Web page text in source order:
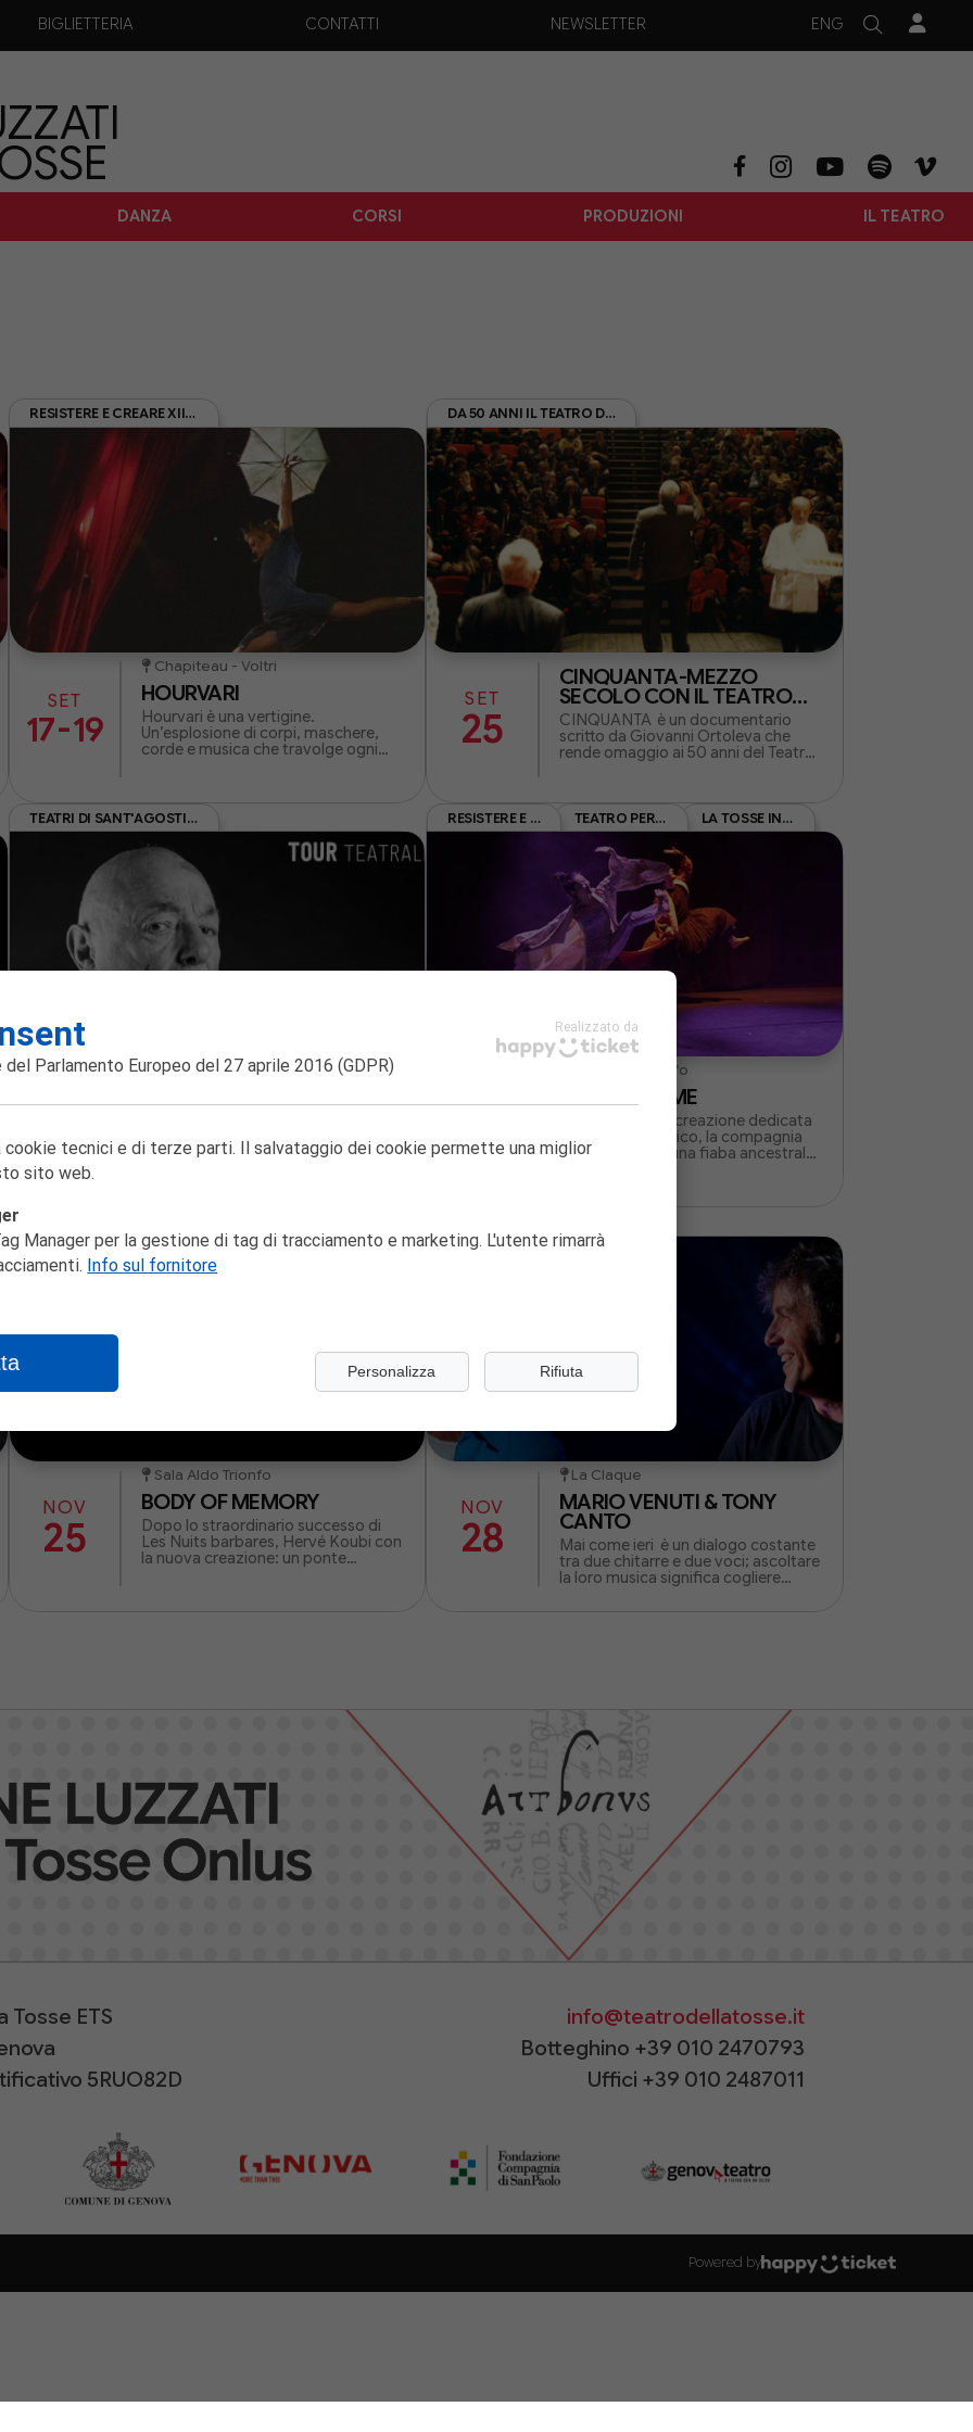
RESISTERE E CREARE XII EDIZIONE REC26
SET
17-19
Chapiteau - Voltri
HOURVARI
Hourvari è una vertigine.
Un’esplosione di corpi, maschere,
corde e musica che travolge ogni
DA 50 ANNI IL TEATRO DELLA CITTÀ
SET
25
CINQUANTA-MEZZO
SECOLO CON IL TEATRO
DELLA TOSSE
CINQUANTA è un documentario
scritto da Giovanni Ortoleva che
rende omaggio ai 50 anni del Teatro
TEATRI DI SANT'AGOSTINO
OTT
27
Sala Aldo Trionfo
PAOLO NORI RACCONTA IL
Dopo Delitto e castigo, Paolo Nori
prova a raccontare in 90 minuti Il
russi del Novecento.
RESISTERE E CREARE XII EDIZIONE REC26 TEATRO PER LE SCUOLE LA TOSSE IN FAMIGLIA
08-
09
Sala Aldo Trionfo
KAGUYA-HIME
Per la sua prima creazione dedicata
al giovane pubblico, la compagnia
Linga ha scelto una fiaba ancestrale,
NOV
25
Sala Aldo Trionfo
BODY OF MEMORY
Dopo lo straordinario successo di
Les Nuits barbares, Hervé Koubi con
la nuova creazione: un ponte
NOV
28
La Claque
MARIO VENUTI & TONY
CANTO
Mai come ieri è un dialogo costante
tra due chitarre e due voci; ascoltare
la loro musica significa cogliere
BIGLIETTERIA CONTATTI NEWSLETTER ENG
DANZA CORSI PRODUZIONI IL TEATRO
Tosse ETS
5RUO82D
info@teatrodellatosse.it
Botteghino +39 010 2470793
Uffici +39 010 2487011
Powered by
del Parlamento Europeo del 27 aprile 2016 (GDPR)
Realizzato da
tecnici e di terze parti. Il salvataggio dei cookie permette una miglior
sito web.
Manager per la gestione di tag di tracciamento e marketing. L'utente rimarrà
Info sul fornitore
Personalizza Rifiuta